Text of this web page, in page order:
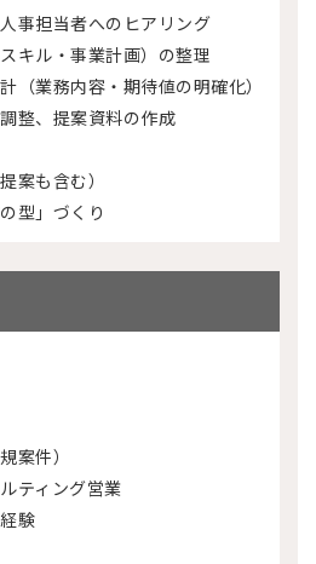
事担当者へのヒアリング
キル・事業計画）の整理
（業務内容・期待値の明確化）
整、提案資料の作成
案も含む）
型」づくり
案件）
ティング営業
験